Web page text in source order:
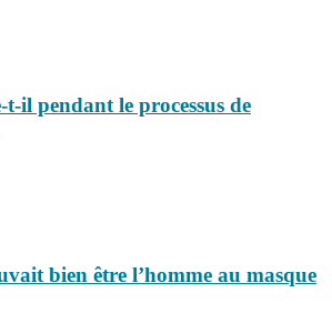
t-il pendant le processus de
bien être l’homme au masque